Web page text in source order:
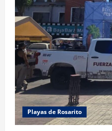
Playas de Rosarito